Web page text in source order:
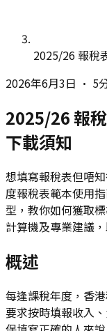
2025/26 報稅
2026年6月3日 • 5
2025/26 報
下載須知
想填寫報稅表但唔
度報稅表範本使用
型，教你如何獲取
計算機及專業建議
概述
每逢課稅年度，香
要求按時填報收入